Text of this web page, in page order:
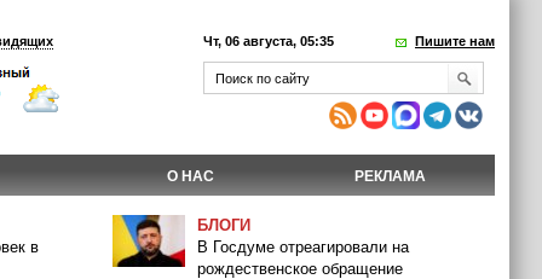
Чт, 06 августа, 05:35 Пишите нам
О НАС РЕКЛАМА
в
БЛОГИ
В Госдуме отреагировали на
рождественское обращение